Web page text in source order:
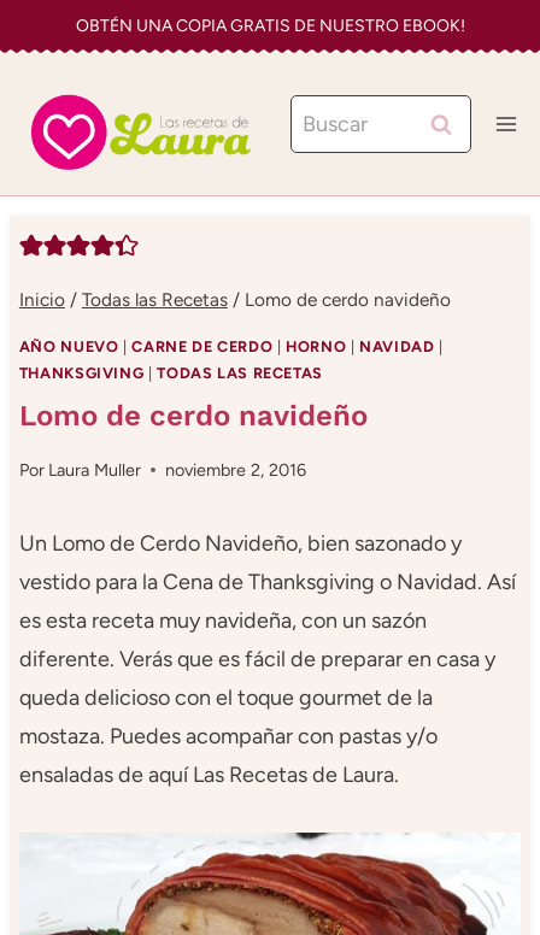
al
contenido
OBTÉN UNA COPIA GRATIS DE NUESTRO EBOOK!
Buscar:
Inicio / Todas las Recetas / Lomo de cerdo navideño
AÑO NUEVO |CARNE DE CERDO HORNO NAVIDAD
THANKSGIVING |TODAS LAS RECETAS
Lomo de cerdo navideño
Por Laura Muller noviembre 2, 2016
Un Lomo de Cerdo Navideño, bien sazonado y
vestido para la Cena de Thanksgiving o Navidad. Así
es esta receta muy navideña, con un sazón
diferente. Verás que es fácil de preparar en casa y
queda delicioso con el toque gourmet de la
mostaza. Puedes acompañar con pastas y/o
ensaladas de aquí Las Recetas de Laura.